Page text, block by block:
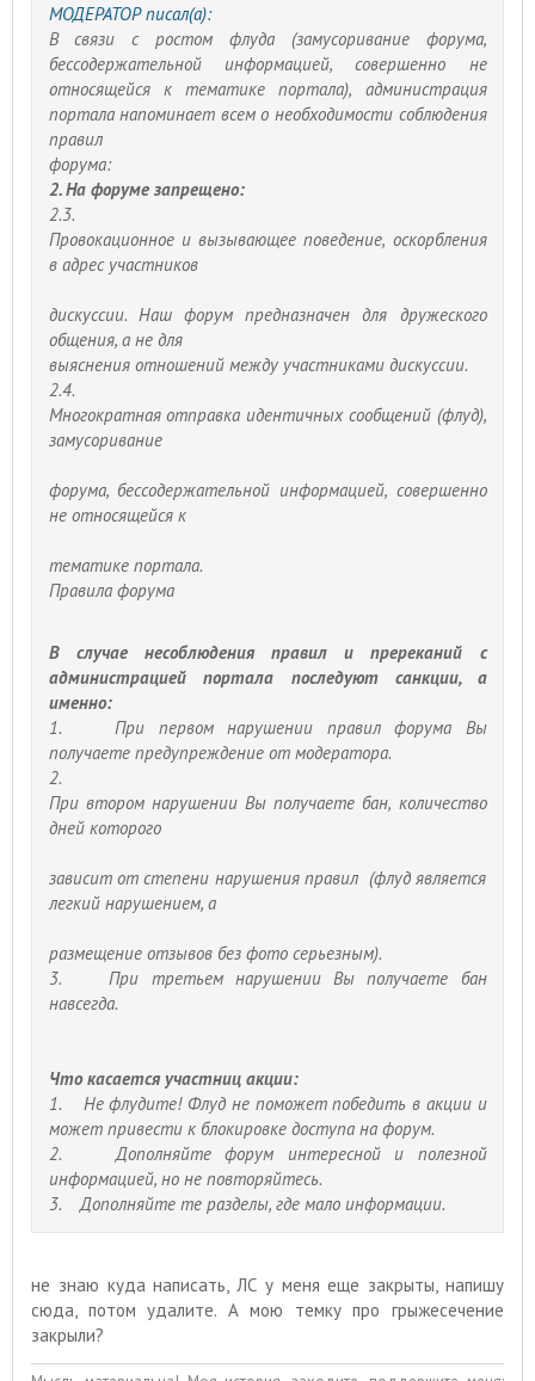
МОДЕРАТОР писал(а):
В связи с ростом флуда (замусоривание форума,
бессодержательной информацией, совершенно не
относящейся к тематике портала), администрация
портала напоминает всем о необходимости соблюдения
правил
форума:
2. На форуме запрещено:
2.3.
Провокационное и вызывающее поведение, оскорбления
в адрес участников
дискуссии. Наш форум предназначен для дружеского
общения, а не для
выяснения отношений между участниками дискуссии.
2.4.
Многократная отправка идентичных сообщений (флуд),
замусоривание
форума, бессодержательной информацией, совершенно
не относящейся к
тематике портала.
Правила форума
В случае несоблюдения правил и пререканий с
администрацией портала последуют санкции, а
именно:
1. При первом нарушении правил форума Вы
получаете предупреждение от модератора.
2.
При втором нарушении Вы получаете бан, количество
дней которого
зависит от степени нарушения правил (флуд является
легкий нарушением, а
размещение отзывов без фото серьезным).
3. При третьем нарушении Вы получаете бан
навсегда.
Что касается участниц акции:
1. Не флудите! Флуд не поможет победить в акции и
может привести к блокировке доступа на форум.
2. Дополняйте форум интересной и полезной
информацией, но не повторяйтесь.
3. Дополняйте те разделы, где мало информации.
не знаю куда написать, ЛС у меня еще закрыты, напишу
сюда, потом удалите. А мою темку про грыжесечение
закрыли?